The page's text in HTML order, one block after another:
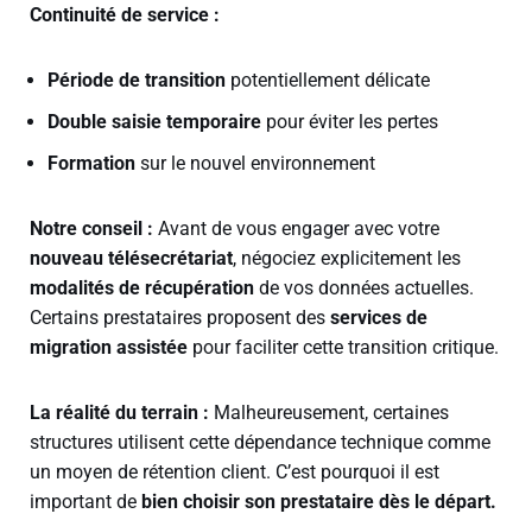
Continuité de service :
Période de transition potentiellement délicate
Double saisie temporaire pour éviter les pertes
Formation sur le nouvel environnement
Notre conseil : Avant de vous engager avec votre
nouveau télésecrétariat, négociez explicitement les
modalités de récupération de vos données actuelles.
Certains prestataires proposent des services de
migration assistée pour faciliter cette transition critique.
La réalité du terrain : Malheureusement, certaines
structures utilisent cette dépendance technique comme
un moyen de rétention client. C’est pourquoi il est
important de bien choisir son prestataire dès le départ.